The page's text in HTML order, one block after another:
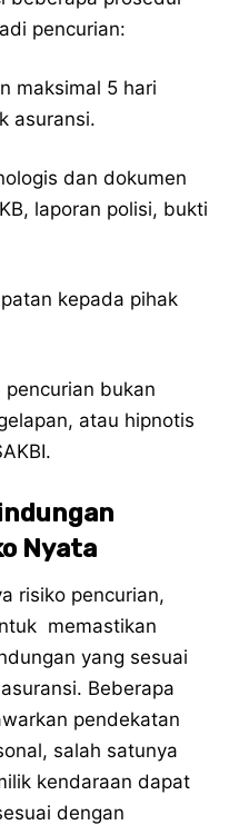
pencurian:
5 hari
asuransi.
dan dokumen
laporan polisi, bukti
kepada pihak
bukan
atau hipnotis
Nyata
risiko pencurian,
memastikan
yang sesuai
Beberapa
pendekatan
salah satunya
kendaraan dapat
dengan